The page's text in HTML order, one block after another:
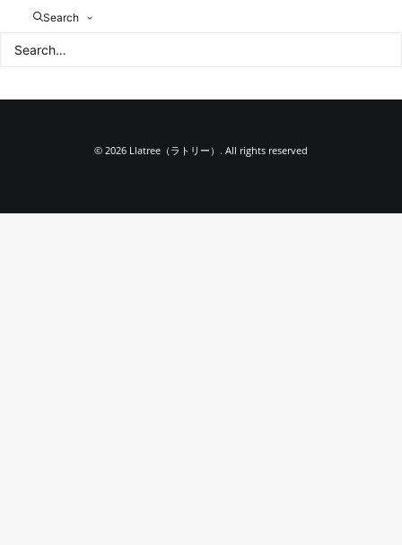
Search
© 2026 Llatree（ラトリー）. All rights reserved